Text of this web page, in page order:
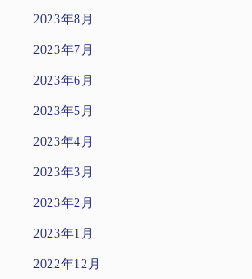
2023年8月
2023年7月
2023年6月
2023年5月
2023年4月
2023年3月
2023年2月
2023年1月
2022年12月